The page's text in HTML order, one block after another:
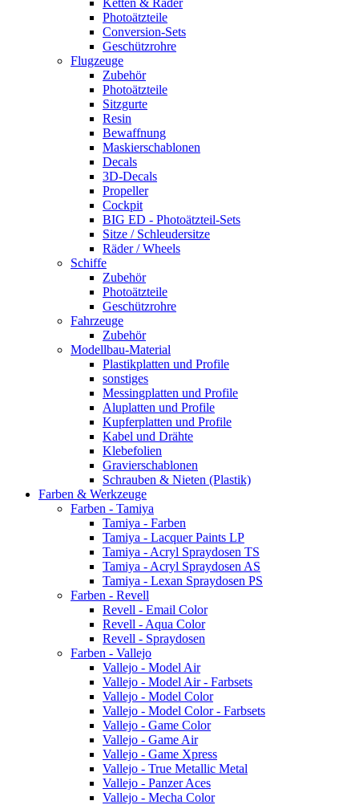
Ketten & Räder
Photoätzteile
Conversion-Sets
Geschützrohre
Flugzeuge
Zubehör
Photoätzteile
Sitzgurte
Resin
Bewaffnung
Maskierschablonen
Decals
3D-Decals
Propeller
Cockpit
BIG ED - Photoätzteil-Sets
Sitze / Schleudersitze
Räder / Wheels
Schiffe
Zubehör
Photoätzteile
Geschützrohre
Fahrzeuge
Zubehör
Modellbau-Material
Plastikplatten und Profile
sonstiges
Messingplatten und Profile
Aluplatten und Profile
Kupferplatten und Profile
Kabel und Drähte
Klebefolien
Gravierschablonen
Schrauben & Nieten (Plastik)
Farben & Werkzeuge
Farben - Tamiya
Tamiya - Farben
Tamiya - Lacquer Paints LP
Tamiya - Acryl Spraydosen TS
Tamiya - Acryl Spraydosen AS
Tamiya - Lexan Spraydosen PS
Farben - Revell
Revell - Email Color
Revell - Aqua Color
Revell - Spraydosen
Farben - Vallejo
Vallejo - Model Air
Vallejo - Model Air - Farbsets
Vallejo - Model Color
Vallejo - Model Color - Farbsets
Vallejo - Game Color
Vallejo - Game Air
Vallejo - Game Xpress
Vallejo - True Metallic Metal
Vallejo - Panzer Aces
Vallejo - Mecha Color